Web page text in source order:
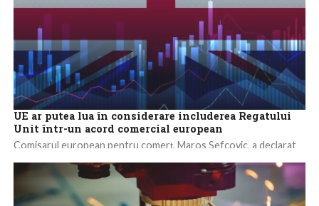
UE ar putea lua în considerare includerea Regatului
Unit într-un acord comercial european
Comisarul european pentru comerț, Maros Sefcovic, a declarat
Regatul Unit să se...